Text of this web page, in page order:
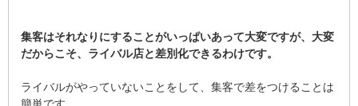
集客はそれなりにすることがいっぱいあって大変ですが、大変
だからこそ、ライバル店と差別化できるわけです。
ライバルがやっていないことをして、集客で差をつけることは